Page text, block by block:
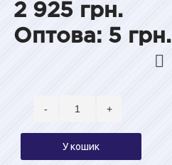
2 925 грн.
Оптова: 5 грн.
- +
У кошик